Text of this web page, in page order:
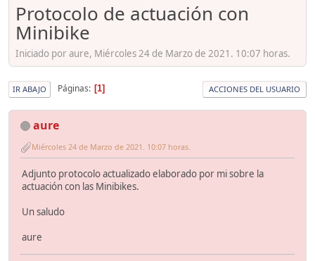
Protocolo de actuación con
Minibike
Iniciado por aure, Miércoles 24 de Marzo de 2021. 10:07 horas.
IR ABAJO Páginas 1 ACCIONES DEL USUARIO
aure
Miércoles 24 de Marzo de 2021. 10:07 horas.
Adjunto protocolo actualizado elaborado por mi sobre la
actuación con las Minibikes.
Un saludo
aure